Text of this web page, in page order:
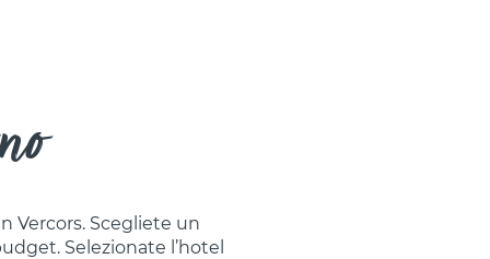
Vercors. Scegliete un
Selezionate l’hotel